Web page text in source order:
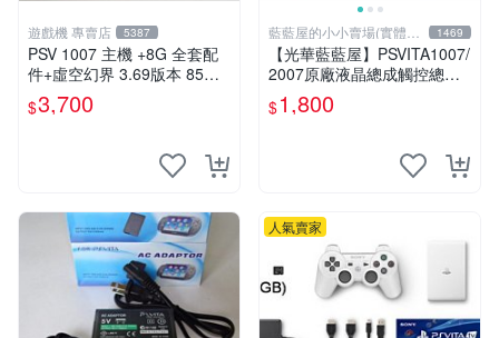
遊戲機 專賣店 5387
PSV 1007 主機 +8G 全套配
件+虛空幻界 3.69版本 85成
新 PS Vita1007 一年保修
$3,700
藍藍屋的小小賣場(實體店
面)
1469
【光華藍藍屋】PSVITA1007/
2007原廠液晶總成觸控總成
代客更換液晶破裂觸控不良不
能顯示通通幫您修到好~
$1,800
人氣賣家